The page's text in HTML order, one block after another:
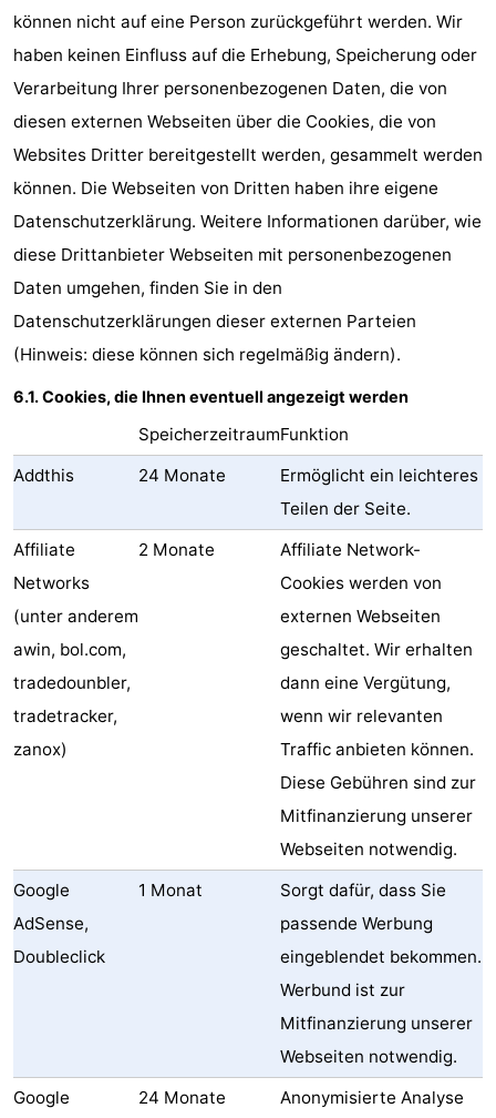
können nicht auf eine Person zurückgeführt werden. Wir
haben keinen Einfluss auf die Erhebung, Speicherung oder
Verarbeitung Ihrer personenbezogenen Daten, die von
diesen externen Webseiten über die Cookies, die von
Websites Dritter bereitgestellt werden, gesammelt werden
können. Die Webseiten von Dritten haben ihre eigene
Datenschutzerklärung. Weitere Informationen darüber, wie
diese Drittanbieter Webseiten mit personenbezogenen
Daten umgehen, finden Sie in den
Datenschutzerklärungen dieser externen Parteien
(Hinweis: diese können sich regelmäßig ändern).
6.1. Cookies, die Ihnen eventuell angezeigt werden
SpeicherzeitraumFunktion
Addthis
24 Monate
Ermöglicht ein leichteres
Teilen der Seite.
Affiliate
Networks
(unter anderem
awin, bol.com,
tradedounbler,
tradetracker,
zanox)
2 Monate
Affiliate Network-
Cookies werden von
externen Webseiten
geschaltet. Wir erhalten
dann eine Vergütung,
wenn wir relevanten
Traffic anbieten können.
Diese Gebühren sind zur
Mitfinanzierung unserer
Webseiten notwendig.
Google
AdSense,
Doubleclick
1 Monat
Sorgt dafür, dass Sie
passende Werbung
eingeblendet bekommen.
Werbund ist zur
Mitfinanzierung unserer
Webseiten notwendig.
Google
24 Monate
Anonymisierte Analyse